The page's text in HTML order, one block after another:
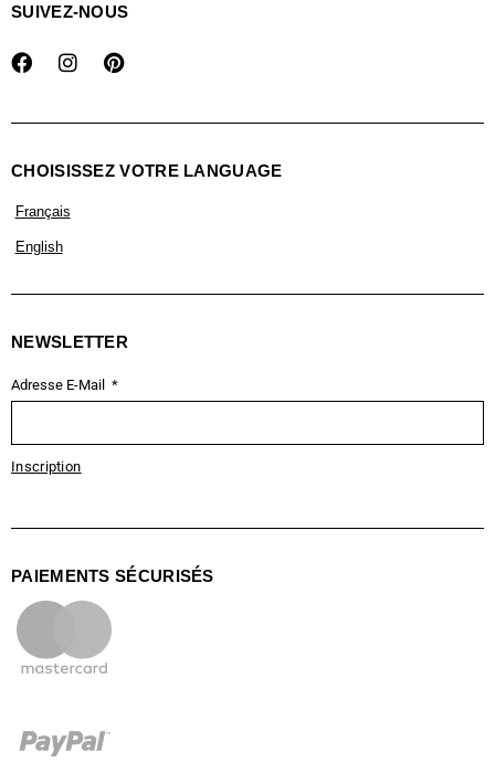
SUIVEZ-NOUS
CHOISISSEZ VOTRE LANGUAGE
Français
English
NEWSLETTER
Adresse E-Mail
Inscription
PAIEMENTS SÉCURISÉS